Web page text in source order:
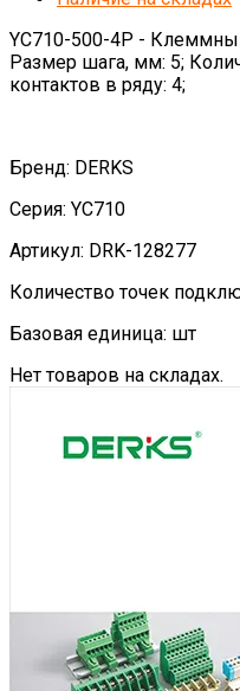
YC710-500-4P -
Размер шага, мм: 5;
контактов в ряду: 4;
Бренд: DERKS
Серия: YC710
Артикул: DRK-128277
Количество точек
Базовая единица: шт
Нет товаров на складах.